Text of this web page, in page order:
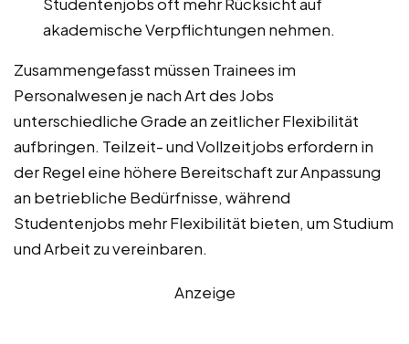
akademische Verpflichtungen nehmen.
Zusammengefasst müssen Trainees im
Personalwesen je nach Art des Jobs
unterschiedliche Grade an zeitlicher Flexibilität
aufbringen. Teilzeit- und Vollzeitjobs erfordern in
der Regel eine höhere Bereitschaft zur Anpassung
an betriebliche Bedürfnisse, während
Studentenjobs mehr Flexibilität bieten, um Studium
und Arbeit zu vereinbaren.
Anzeige